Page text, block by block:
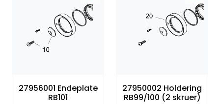
27956001 Endeplate
RB101
27950002 Holdering
RB99/100 (2 skruer)